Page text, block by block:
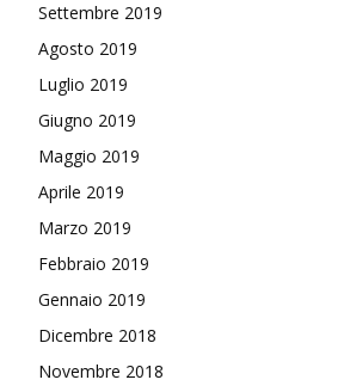
Settembre 2019
Agosto 2019
Luglio 2019
Giugno 2019
Maggio 2019
Aprile 2019
Marzo 2019
Febbraio 2019
Gennaio 2019
Dicembre 2018
Novembre 2018